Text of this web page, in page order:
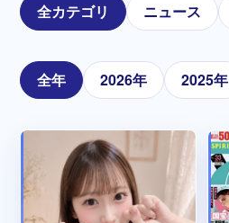
全カテゴリ ニュース
全年 2026年 2025年